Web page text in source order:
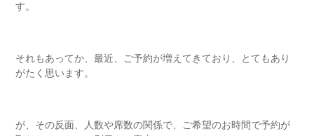
す。
それもあってか、最近、ご予約が増えてきており、とてもあり
がたく思います。
が、その反面、人数や席数の関係で、ご希望のお時間で予約が